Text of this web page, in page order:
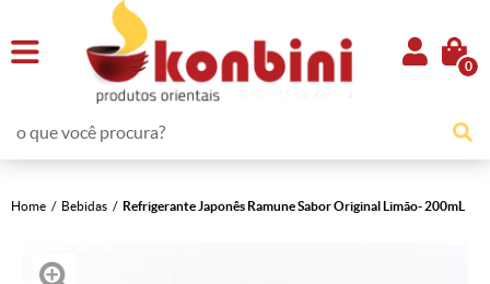
0
Home Bebidas Refrigerante Japonês Ramune Sabor Original Limão- 200mL